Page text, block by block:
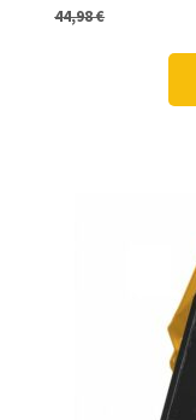
44,98€